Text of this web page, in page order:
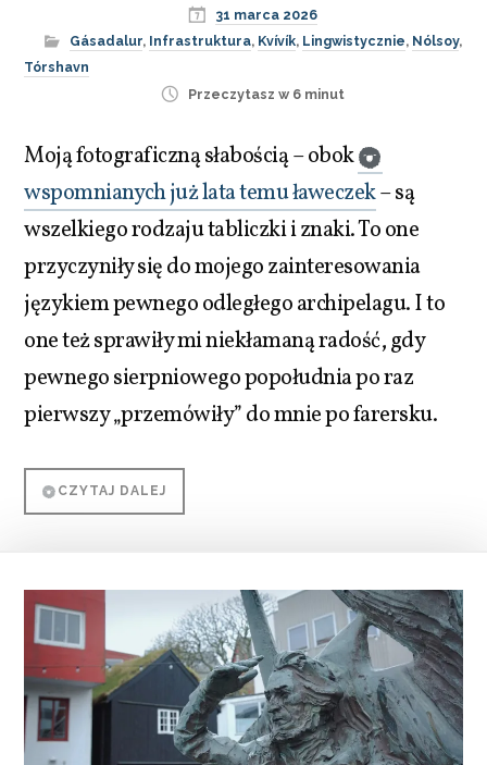
31 marca 2026
Gásadalur, Infrastruktura, Kvívík, Lingwistycznie, Nólsoy,
Tórshavn
Przeczytasz w 6 minut
Moją fotograficzną słabością – obok
wspomnianych już lata temu ławeczek– są
wszelkiego rodzaju tabliczki i znaki. To one
przyczyniły się do mojego zainteresowania
językiem pewnego odległego archipelagu. I to
one też sprawiły mi niekłamaną radość, gdy
pewnego sierpniowego popołudnia po raz
pierwszy „przemówiły” do mnie po farersku.
CZYTAJ DALEJ